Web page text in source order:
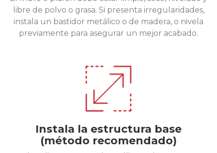
libre de polvo o grasa. Si presenta irregularidades,
instala un bastidor metálico o de madera, o nivela
previamente para asegurar un mejor acabado.
Instala la estructura base
(método recomendado)